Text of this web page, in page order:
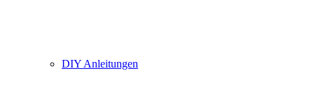
DIY Anleitungen